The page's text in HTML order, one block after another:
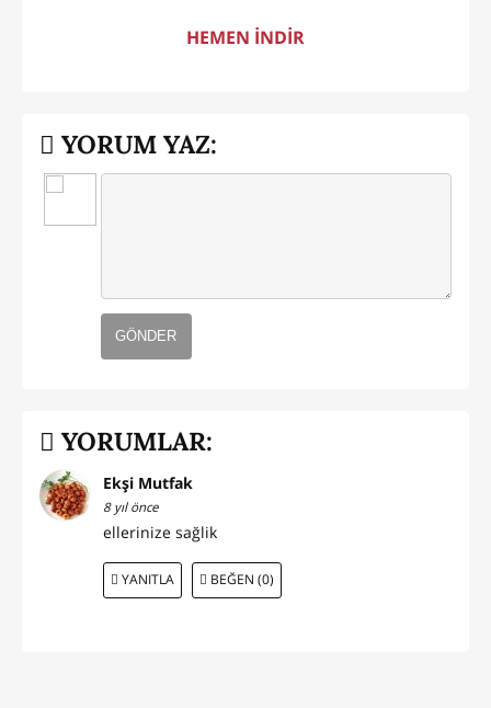
HEMEN İNDİR
YORUM YAZ:
GÖNDER
YORUMLAR:
Ekşi Mutfak
8 yıl önce
ellerinize sağlik
YANITLA BEĞEN (0)